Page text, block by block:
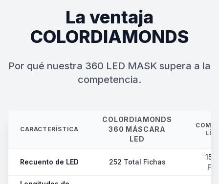
La ventaja
COLORDIAMONDS
Por qué nuestra 360 LED MASK supera a la
competencia.
CARACTERÍSTICA
COLORDIAMONDS
360 MÁSCARA
LED
Recuento de LED 252 Total Fichas